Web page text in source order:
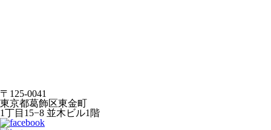
〒125-0041
東京都葛飾区東金町
1丁目15−8 並木ビル1階